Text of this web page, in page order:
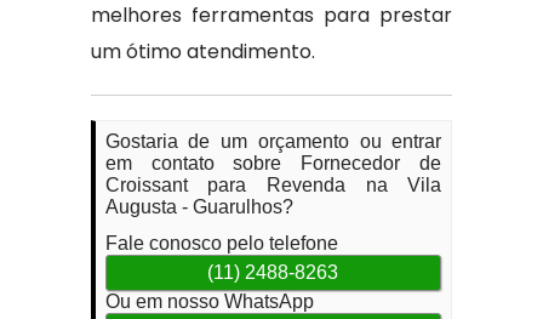
melhores ferramentas para prestar
um ótimo atendimento.
Gostaria de um orçamento ou entrar
em contato sobre Fornecedor de
Croissant para Revenda na Vila
Augusta - Guarulhos?
Fale conosco pelo telefone
(11) 2488-8263
Ou em nosso WhatsApp